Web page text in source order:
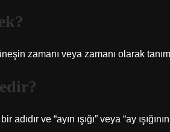
zamanı veya zamanı olarak
adıdır ve “ayın ışığı” veya “ay